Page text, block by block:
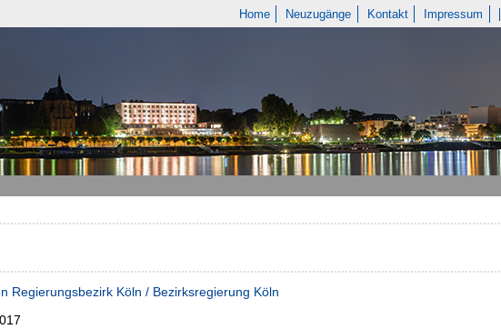
Home Neuzugänge Kontakt Impressum
Regierungsbezirk Köln / Bezirksregierung Köln